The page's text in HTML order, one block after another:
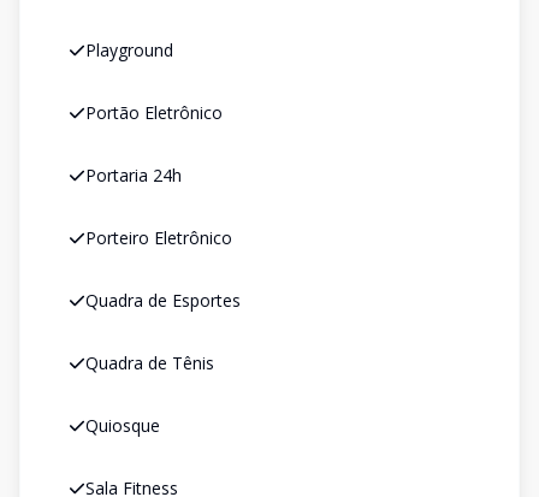
Playground
Portão Eletrônico
Portaria 24h
Porteiro Eletrônico
Quadra de Esportes
Quadra de Tênis
Quiosque
Sala Fitness